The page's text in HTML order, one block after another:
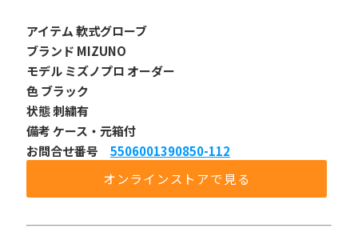
アイテム 軟式グローブ
ブランド MIZUNO
モデル ミズノプロ オーダー
色 ブラック
状態 刺繍有
備考 ケース・元箱付
お問合せ番号 5506001390850-112
オンラインストアで見る